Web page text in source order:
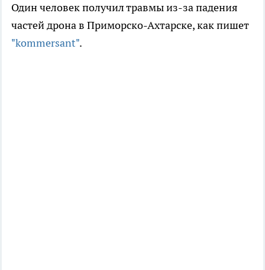
Один человек получил травмы из-за падения
частей дрона в Приморско-Ахтарске, как пишет
"kommersant".